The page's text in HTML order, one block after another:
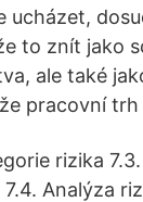
ucházet,
to znít jako
ale také
pracovní trh
rizika
Analýza